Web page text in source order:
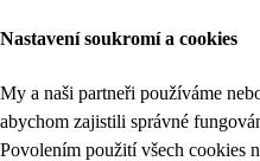
Nastavení soukromí a cookies
My a naši partneři používáme
abychom zajistili správné
Povolením použití všech cookies